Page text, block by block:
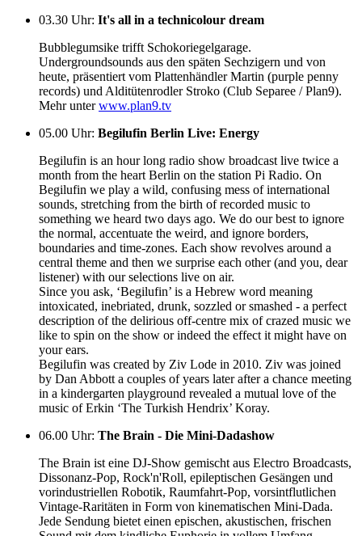
03.30 Uhr: It's all in a technicolour dream
Bubblegumsike trifft Schokoriegelgarage.
Undergroundsounds aus den späten Sechzigern und von
heute, präsentiert vom Plattenhändler Martin (purple penny
records) und Alditütenrodler Stroko (Club Separee / Plan9).
Mehr unterwww.plan9.tv
05.00 Uhr: Begilufin Berlin Live: Energy
Begilufin is an hour long radio show broadcast live twice a
month from the heart Berlin on the station Pi Radio. On
Begilufin we play a wild, confusing mess of international
sounds, stretching from the birth of recorded music to
something we heard two days ago. We do our best to ignore
the normal, accentuate the weird, and ignore borders,
boundaries and time-zones. Each show revolves around a
central theme and then we surprise each other (and you, dear
listener) with our selections live on air.
Since you ask, ‘Begilufin’ is a Hebrew word meaning
intoxicated, inebriated, drunk, sozzled or smashed - a perfect
description of the delirious off-centre mix of crazed music we
like to spin on the show or indeed the effect it might have on
your ears.
Begilufin was created by Ziv Lode in 2010. Ziv was joined
by Dan Abbott a couples of years later after a chance meeting
in a kindergarten playground revealed a mutual love of the
music of Erkin ‘The Turkish Hendrix’ Koray.
06.00 Uhr: The Brain - Die Mini-Dadashow
The Brain ist eine DJ-Show gemischt aus Electro Broadcasts,
Dissonanz-Pop, Rock'n'Roll, epileptischen Gesängen und
vorindustriellen Robotik, Raumfahrt-Pop, vorsintflutlichen
Vintage-Raritäten in Form von kinematischen Mini-Dada.
Jede Sendung bietet einen epischen, akustischen, frischen